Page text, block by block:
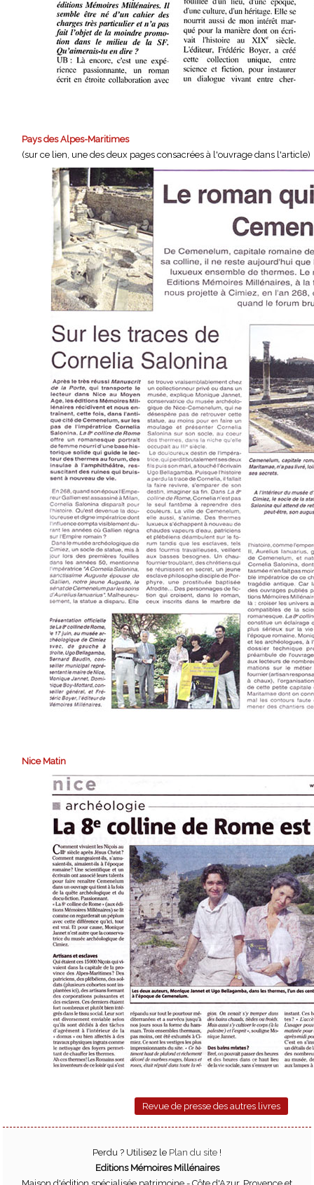
Pays des Alpes-Maritimes
(sur ce lien, une des deux pages consacrées à l'ouvrage dans l'article)
Nice Matin
Revue de presse des autres livres
Perdu ? Utilisez le Plan du site !
Editions Mémoires Millénaires